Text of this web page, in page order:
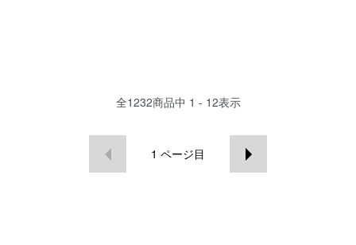
全1232商品中 1 - 12表示
1 ページ目